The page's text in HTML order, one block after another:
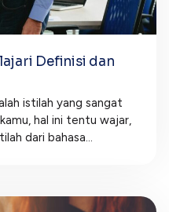
Definisi dan
istilah yang sangat
hal ini tentu wajar,
dari bahasa...